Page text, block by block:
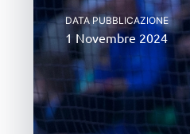
DATA PUBBLICAZIONE
1 Novembre 2024